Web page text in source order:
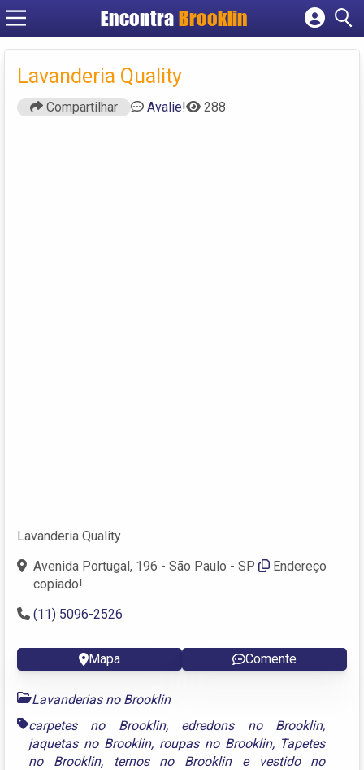
Encontra Brooklin
Cadastrar empresa
Criar conta
Lavanderia Quality
Compartilhar Avalie! 288
Lavanderia Quality
Avenida Portugal, 196 - São Paulo - SP
Endereço
copiado!
(11) 5096-2526
Mapa Comente
Lavanderias no Brooklin
carpetes no Brooklin, edredons no Brooklin,
jaquetas no Brooklin, roupas no Brooklin, Tapetes
no Brooklin, ternos no Brookline
vestido no